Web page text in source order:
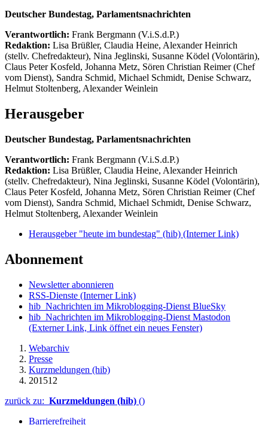
Deutscher Bundestag, Parlamentsnachrichten
Verantwortlich: Frank Bergmann (V.i.S.d.P.)
Redaktion: Lisa Brüßler, Claudia Heine, Alexander Heinrich
(stellv. Chefredakteur), Nina Jeglinski, Susanne Ködel (Volontärin),
Claus Peter Kosfeld, Johanna Metz, Sören Christian Reimer (Chef
vom Dienst), Sandra Schmid, Michael Schmidt, Denise Schwarz,
Helmut Stoltenberg, Alexander Weinlein
Herausgeber
Deutscher Bundestag, Parlamentsnachrichten
Verantwortlich: Frank Bergmann (V.i.S.d.P.)
Redaktion: Lisa Brüßler, Claudia Heine, Alexander Heinrich
(stellv. Chefredakteur), Nina Jeglinski, Susanne Ködel (Volontärin),
Claus Peter Kosfeld, Johanna Metz, Sören Christian Reimer (Chef
vom Dienst), Sandra Schmid, Michael Schmidt, Denise Schwarz,
Helmut Stoltenberg, Alexander Weinlein
Herausgeber "heute im bundestag" (hib) (Interner Link)
Abonnement
Newsletter abonnieren
RSS-Dienste (Interner Link)
hib_Nachrichten im Mikroblogging-Dienst BlueSky
hib_Nachrichten im Mikroblogging-Dienst Mastodon
(Externer Link, Link öffnet ein neues Fenster)
Webarchiv
Presse
Kurzmeldungen (hib)
201512
zurück zu: Kurzmeldungen (hib) ()
Barrierefreiheit